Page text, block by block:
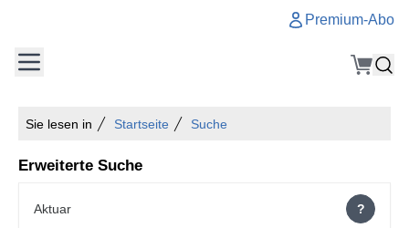
Premium-Abo
Sie lesen in Startseite Suche
Erweiterte Suche
?